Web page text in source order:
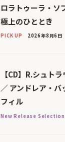
ロラトゥーラ・ソ
極上のひととき
PICK UP 2026年8月6日
【CD】R.シュト
／ アンドレア・
フィル
New Release Selection